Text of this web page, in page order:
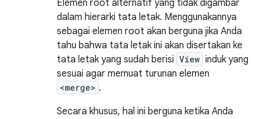
Elemen root alternatif yang tidak digambar
dalam hierarki tata letak. Menggunakannya
sebagai elemen root akan berguna jika Anda
tahu bahwa tata letak ini akan disertakan ke
tata letak yang sudah berisi View induk yang
sesuai agar memuat turunan elemen
<merge> .
Secara khusus, hal ini berguna ketika Anda